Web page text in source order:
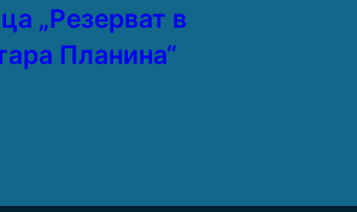
„Резерват в
Планина“